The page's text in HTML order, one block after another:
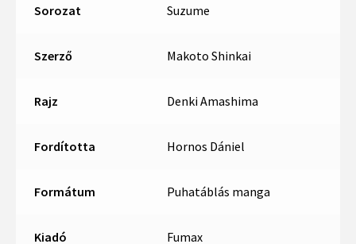
Sorozat Suzume
Szerző Makoto Shinkai
Rajz Denki Amashima
Fordította Hornos Dániel
Formátum Puhatáblás manga
Kiadó Fumax